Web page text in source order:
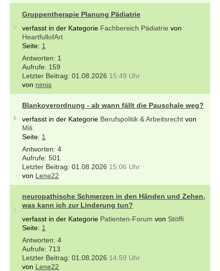
Gruppentherapie Planung Pädiatrie
verfasst in der Kategorie Fachbereich Pädiatrie von
HeartfullofArt
Seite: 1
1
159
01.08.2026 15:49 Uhr
von nimis
Blankoverordnung - ab wann fällt die Pauschale weg?
verfasst in der Kategorie Berufspolitik & Arbeitsrecht von
Mili
Seite: 1
4
501
01.08.2026 15:06 Uhr
von Lene22
neuropathische Schmerzen in den Händen und Zehen,
was kann ich zur Linderung tun?
verfasst in der Kategorie Patienten-Forum von Stöffi
Seite: 1
4
713
01.08.2026 14:59 Uhr
von Lene22